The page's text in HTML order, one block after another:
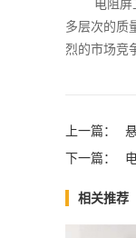
电阻屏
多层次的质
烈的市场竞
上一篇：
下一篇：
相关推荐